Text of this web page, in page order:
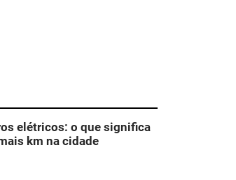
elétricos: o que significa
km na cidade